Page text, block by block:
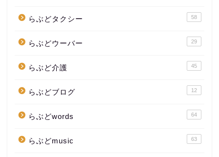
らぶどタクシー 58
らぶどウーバー 29
らぶど介護 45
らぶどブログ 12
らぶどwords 64
らぶどmusic 63